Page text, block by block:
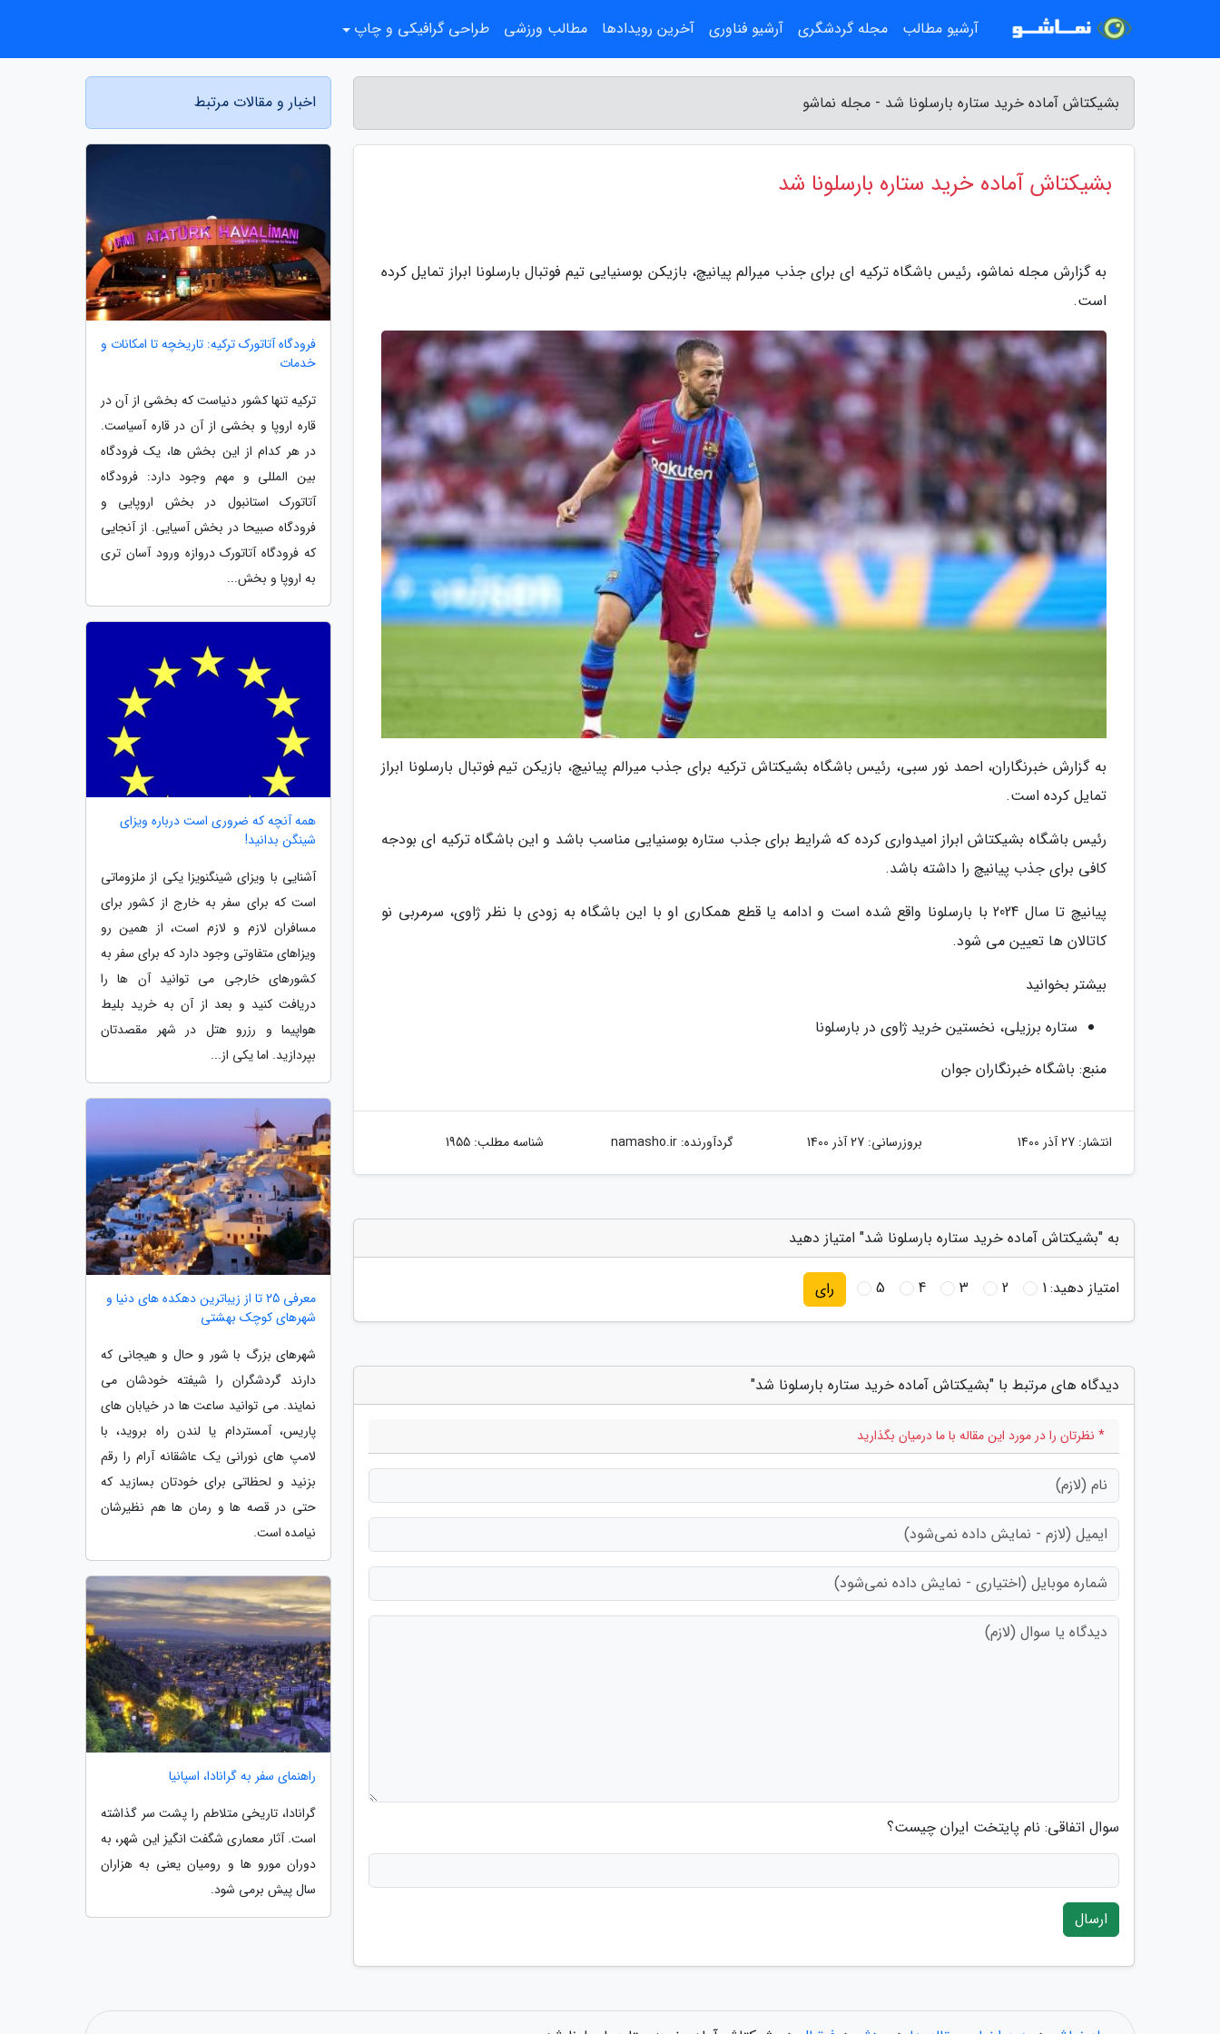
بشیکتاش آماده خرید ستاره بارسلونا شد - مجله نماشو
بشیکتاش آماده خرید ستاره بارسلونا شد
به گزارش مجله نماشو، رئیس باشگاه ترکیه ای برای جذب میرالم پیانیچ، بازیکن بوسنیایی تیم فوتبال بارسلونا ابراز تمایل کرده
است.
به گزارش خبرنگاران، احمد نور سبی، رئیس باشگاه بشیکتاش ترکیه برای جذب میرالم پیانیچ، بازیکن تیم فوتبال بارسلونا ابراز
تمایل کرده است.
رئیس باشگاه بشیکتاش ابراز امیدواری کرده که شرایط برای جذب ستاره بوسنیایی مناسب باشد و این باشگاه ترکیه ای بودجه
کافی برای جذب پیانیچ را داشته باشد.
پیانیچ تا سال 2024 با بارسلونا واقع شده است و ادامه یا قطع همکاری او با این باشگاه به زودی با نظر ژاوی، سرمربی نو
کاتالان ها تعیین می شود.
بیشتر بخوانید
ستاره برزیلی، نخستین خرید ژاوی در بارسلونا
منبع: باشگاه خبرنگاران جوان
انتشار: 27 آذر 1400 بروزرسانی: 27 آذر 1400 گردآورنده:namasho.ir شناسه مطلب: 1955
به "بشیکتاش آماده خرید ستاره بارسلونا شد" امتیاز دهید
امتیاز دهید:1
2
3
4
5 رای
دیدگاه های مرتبط با "بشیکتاش آماده خرید ستاره بارسلونا شد"
* نظرتان را در مورد این مقاله با ما درمیان بگذارید
سوال اتفاقی: نام پایتخت ایران چیست؟
ارسال
اخبار و مقالات مرتبط
فرودگاه آتاتورک ترکیه: تاریخچه تا امکانات و
خدمات
ترکیه تنها کشور دنیاست که بخشی از آن در
قاره اروپا و بخشی از آن در قاره آسیاست.
در هر کدام از این بخش ها، یک فرودگاه
بین المللی و مهم وجود دارد: فرودگاه
آتاتورک استانبول در بخش اروپایی و
فرودگاه صبیحا در بخش آسیایی. از آنجایی
که فرودگاه آتاتورک دروازه ورود آسان تری
به اروپا و بخش...
همه آنچه که ضروری است درباره ویزای
شینگن بدانید!
آشنایی با ویزای شینگنویزا یکی از ملزوماتی
است که برای سفر به خارج از کشور برای
مسافران لازم و لازم است، از همین رو
ویزاهای متفاوتی وجود دارد که برای سفر به
کشورهای خارجی می توانید آن ها را
دریافت کنید و بعد از آن به خرید بلیط
هواپیما و رزرو هتل در شهر مقصدتان
بپردازید. اما یکی از...
معرفی 25 تا از زیباترین دهکده های دنیا و
شهرهای کوچک بهشتی
شهرهای بزرگ با شور و حال و هیجانی که
دارند گردشگران را شیفته خودشان می
نمایند. می توانید ساعت ها در خیابان های
پاریس، آمستردام یا لندن راه بروید، با
لامپ های نورانی یک عاشقانه آرام را رقم
بزنید و لحظاتی برای خودتان بسازید که
حتی در قصه ها و رمان ها هم نظیرشان
نیامده است.
راهنمای سفر به گرانادا، اسپانیا
گرانادا، تاریخی متلاطم را پشت سر گذاشته
است. آثار معماری شگفت انگیز این شهر، به
دوران مورو ها و رومیان یعنی به هزاران
سال پیش برمی شود.
آرشیو مطالب مجله گردشگری آرشیو فناوری آخرین رویدادها مطالب ورزشی طراحی گرافیکی و چاپ